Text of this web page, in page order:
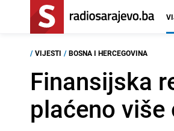
/ VIJESTI / BOSNA I HERCEGOVINA
Finansijska
plaćeno